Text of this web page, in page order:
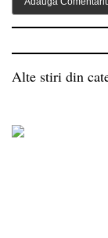
Alte stiri din